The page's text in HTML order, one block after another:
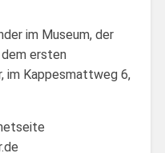
im Museum, der
ersten
im Kappesmattweg 6,